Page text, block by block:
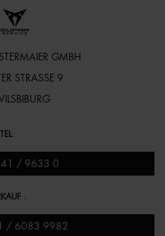
GMBH
STRASSE 9
TEL :
/ 9633 0
:
/ 6083 9982